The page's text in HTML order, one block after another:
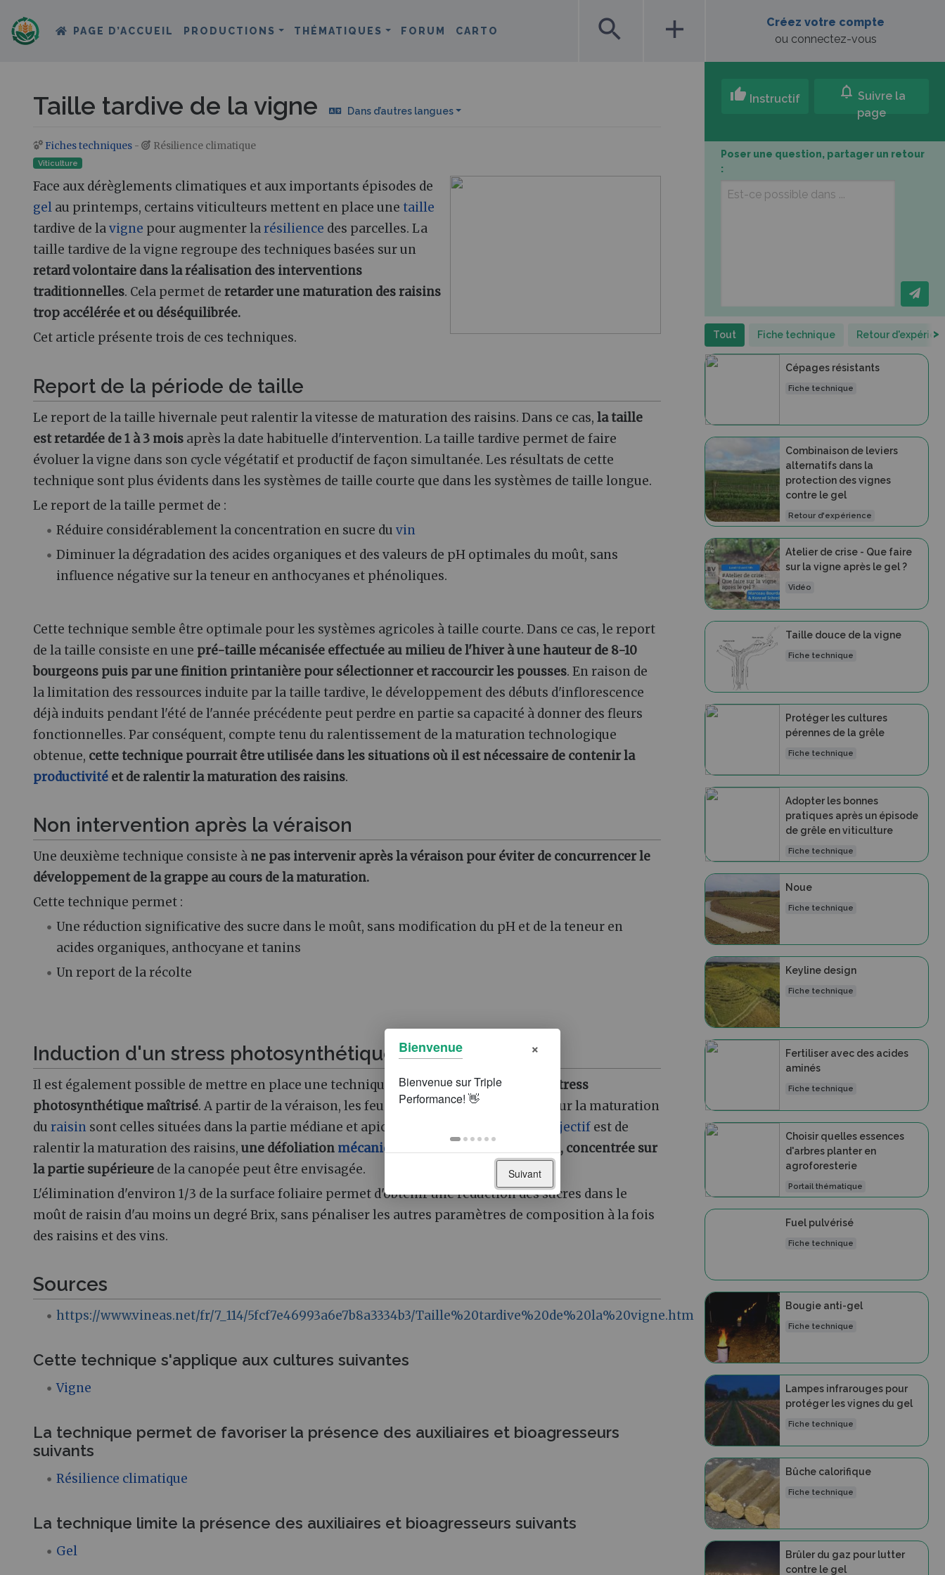
PAGE D’ACCUEIL PRODUCTIONS THÉMATIQUES FORUM CARTO search add
Créez votre compte
ou connectez-vous
Taille tardive de la vigne Dans d’autres langues
Aller à :navigation,rechercher
Fiches techniques - Résilience climatique
Viticulture
Face aux dérèglements climatiques et aux importants épisodes de
gel au printemps, certains viticulteurs mettent en place une taille
tardive de lavigne pour augmenter larésilience des parcelles. La
taille tardive de la vigne regroupe des techniques basées sur un
retard volontaire dans la réalisation des interventions
traditionnelles. Cela permet de retarder une maturation des raisins
trop accélérée et ou déséquilibrée.
Cet article présente trois de ces techniques.
Report de la période de taille
Le report de la taille hivernale peut ralentir la vitesse de maturation des raisins. Dans ce cas, la taille
est retardée de 1 à 3 mois après la date habituelle d'intervention. La taille tardive permet de faire
évoluer la vigne dans son cycle végétatif et productif de façon simultanée. Les résultats de cette
technique sont plus évidents dans les systèmes de taille courte que dans les systèmes de taille longue.
Le report de la taille permet de :
Réduire considérablement la concentration en sucre duvin
Diminuer la dégradation des acides organiques et des valeurs de pH optimales du moût, sans
influence négative sur la teneur en anthocyanes et phénoliques.
Cette technique semble être optimale pour les systèmes agricoles à taille courte. Dans ce cas, le report
de la taille consiste en une pré-taille mécanisée effectuée au milieu de l'hiver à une hauteur de 8-10
bourgeons puis par une finition printanière pour sélectionner et raccourcir les pousses. En raison de
la limitation des ressources induite par la taille tardive, le développement des débuts d'inflorescence
déjà induits pendant l'été de l'année précédente peut perdre en partie sa capacité à donner des fleurs
fonctionnelles. Par conséquent, compte tenu du ralentissement de la maturation technologique
obtenue, cette technique pourrait être utilisée dans les situations où il est nécessaire de contenir la
productivité et de ralentir la maturation des raisins.
Non intervention après la véraison
Une deuxième technique consiste à ne pas intervenir après la véraison pour éviter de concurrencer le
développement de la grappe au cours de la maturation.
Cette technique permet :
Une réduction significative des sucre dans le moût, sans modification du pH et de la teneur en
acides organiques, anthocyane et tanins
Un report de la récolte
Induction d'un stress photosynthétique
Il est également possible de mettre en place une technique basée sur l'induction d'un stress
photosynthétique maîtrisé. A partir de la véraison, les feuilles les plus importantes pour la maturation
du raisin sont celles situées dans la partie médiane et apicale de la pousse. Ainsi, si l' objectif est de
ralentir la maturation des raisins, une défoliation mécanique
tardive, en post-véraison, concentrée sur
la partie supérieure de la canopée peut être envisagée.
L'élimination d'environ 1/3 de la surface foliaire permet d'obtenir une réduction des sucres dans le
moût de raisin d'au moins un degré Brix, sans pénaliser les autres paramètres de composition à la fois
des raisins et des vins.
Sources
https://www.vineas.net/fr/7_114/5fcf7e46993a6e7b8a3334b3/Taille%20tardive%20de%20la%20vigne.html
Cette technique s'applique aux cultures suivantes
Vigne
La technique permet de favoriser la présence des auxiliaires et bioagresseurs
suivants
Résilience climatique
La technique limite la présence des auxiliaires et bioagresseurs suivants
Gel
thumb_up Instructif notifications Suivre la
page
Poser une question, partager un retour
:
Tout Fiche technique Retour >
Cépages résistants
Fiche technique
Combinaison de leviers
alternatifs dans la
protection des vignes
contre le gel
Retour d'expérience
Atelier de crise - Que faire
sur la vigne après le gel ?
Vidéo
Taille douce de la vigne
Fiche technique
Protéger les cultures
pérennes de la grêle
Fiche technique
Adopter les bonnes
pratiques après un épisode
de grêle en viticulture
Fiche technique
Noue
Fiche technique
Keyline design
Fiche technique
Fertiliser avec des acides
aminés
Fiche technique
Choisir quelles essences
d'arbres planter en
agroforesterie
Portail thématique
Fuel pulvérisé
Fiche technique
Bougie anti-gel
Fiche technique
Lampes infrarouges pour
protéger les vignes du gel
Fiche technique
Bûche calorifique
Fiche technique
Brûler du gaz pour lutter
contre le gel
Bienvenue ×
Suivant